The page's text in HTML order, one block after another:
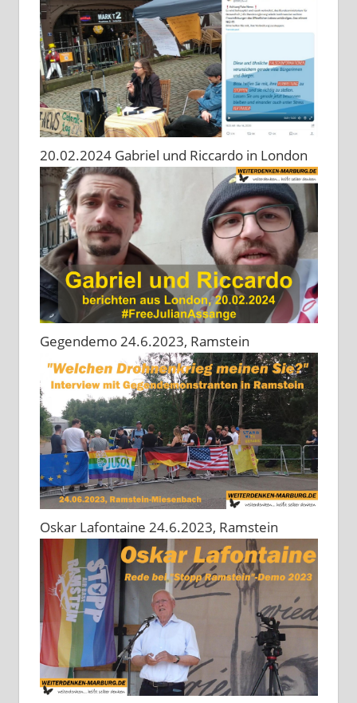
20.02.2024 Gabriel und Riccardo in London
Gegendemo 24.6.2023, Ramstein
Oskar Lafontaine 24.6.2023, Ramstein